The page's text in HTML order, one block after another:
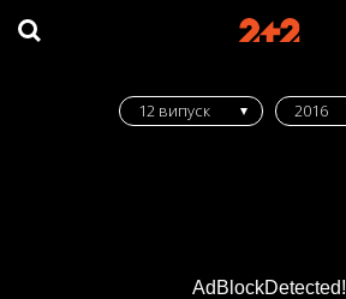
AdBlockDetected!
12 випуск 2016